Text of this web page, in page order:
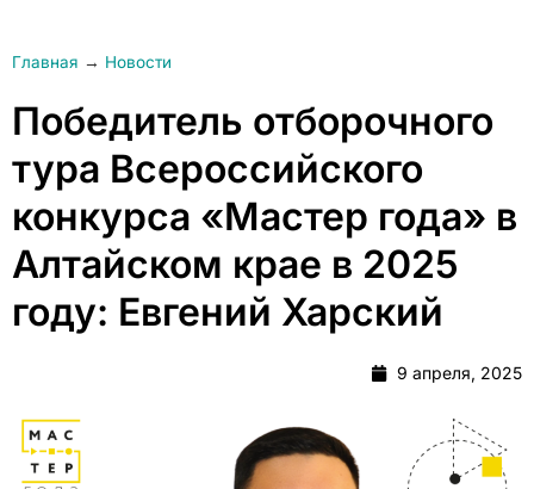
Главная → Новости
Победитель отборочного
тура Всероссийского
конкурса «Мастер года» в
Алтайском крае в 2025
году: Евгений Харский
9 апреля, 2025